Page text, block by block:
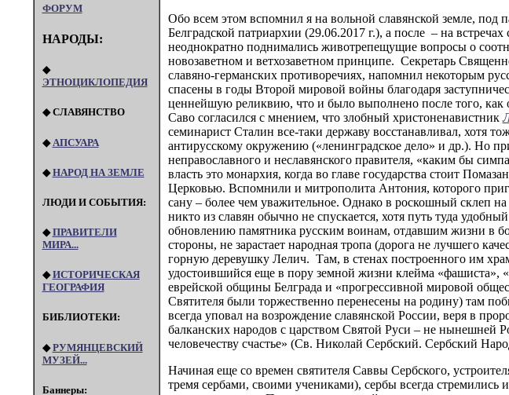
ФОРУМ
НАРОДЫ:
◆
ЭТНОЦИКЛОПЕДИЯ
◆ СЛАВЯНСТВО
◆ АПСУАРА
◆НАРОД НА ЗЕМЛЕ
ЛЮДИ И СОБЫТИЯ:
◆ПРАВИТЕЛИ
МИРА...
◆ИСТОРИЧЕСКАЯ
ГЕОГРАФИЯ
БИБЛИОТЕКИ:
◆РУМЯНЦЕВСКИЙ
МУЗЕЙ...
Баннеры:
Обо всем этом вспомнил я на вольной славянской земле, под
Белградской патриархии (29.06.2017 г.), а после – на
неоднократно поднимались животрепещущие вопросы о
новозаветном и ветхозаветном принципе. Секретарь
славяно-германских противоречиях, напомнил некоторым
спасены в годы Второй мировой войны благодаря
ценнейшую реликвию, что и было выполнено после того, как
Саво согласился с мнением, что злобный христоненавистник
семинарист Сталин все-таки державу восстанавливал, хотя
антирусскому окружению («ленинградское дело» и др.). Но
неправославного и неславянского правителя, «каким бы
власть это монархия, когда во главе государства стоит
Церковью. Вспомнили и митрополита Антония, которого
сану – более чем уважительное. Однако в роскошный склеп
никто из славян обычно не спускается, хотя путь туда
обновлению памятника русским воинам, отдавшим жизни в
стороны, не зарастает народная тропа (дорога не лучшего
горную деревушку Лелич. Там, в стенах построенного им
удостоившийся еще в пору земной жизни клейма «фашиста»,
еврейской общины Белграда и «прогрессивной мировой
Святителя были торжественно перенесены на родину) там
всегда уповал на возрождение славянской России, веря в
балканских народов с царством Святой Руси – не нынешней
человечеству счастье» (Св. Николай Сербский. Сербский
Начиная еще со времен святителя Саввы Сербского,
тремя сербами, своими учениками), сербы всегда стремились